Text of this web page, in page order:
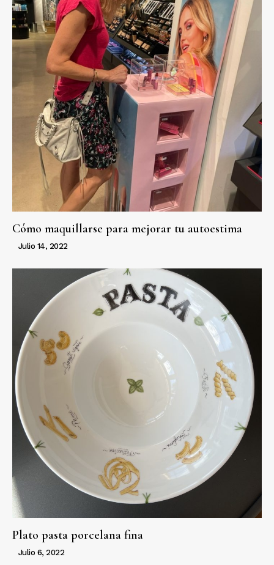
Cómo maquillarse para mejorar tu autoestima
Julio 14, 2022
Plato pasta porcelana fina
Julio 6, 2022